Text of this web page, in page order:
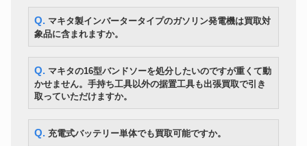
直書き 直筆サインカード
オーディオ
TANNOY GRF 英国オリジナル
箱 Monitor Gold LSU/HF/15/8
スピーカーペア
美術・工芸品
掬水作 菱湖書 盛上駒 御蔵島黄
楊 銘駒 将棋駒 盛上げ駒 余り歩
1枚 平箱付き
219,600円
Tank Reverso LM PARIS 手巻
Q. マキタ製インバータータイプのガソリン発電機は買取対
象品に含まれますか。
Q. マキタの16型バンドソーを処分したいのですが重くて動
かせません。手持ち工具以外の据置工具も出張買取で引き
取っていただけますか。
Q. 充電式バッテリー単体でも買取可能ですか。